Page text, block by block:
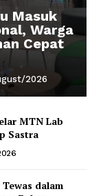
Masuk
Warga
Cepat
2026
MTN Lab
Sastra
dalam